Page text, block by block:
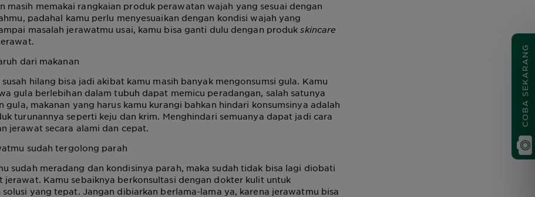
masih memakai rangkaian produk perawatan wajah yang sesuai dengan
padahal kamu perlu menyesuaikan dengan kondisi wajah yang
masalah jerawatmu usai, kamu bisa ganti dulu dengan produkskincare
dari makanan
hilang bisa jadi akibat kamu masih banyak mengonsumsi gula. Kamu
gula berlebihan dalam tubuh dapat memicu peradangan, salah satunya
gula, makanan yang harus kamu kurangi bahkan hindari konsumsinya adalah
turunannya seperti keju dan krim. Menghindari semuanya dapat jadi cara
jerawat secara alami dan cepat.
sudah tergolong parah
sudah meradang dan kondisinya parah, maka sudah tidak bisa lagi diobati
jerawat. Kamu sebaiknya berkonsultasi dengan dokter kulit untuk
solusi yang tepat. Jangan dibiarkan berlama-lama ya, karena jerawatmu bisa
COBA SEKARANG